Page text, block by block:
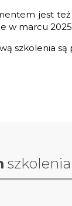
jest też
w marcu
szkolenia są
szkolenia